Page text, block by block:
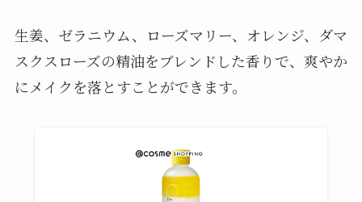
生姜、ゼラニウム、ローズマリー、オレンジ、ダマ
スクスローズの精油をブレンドした香りで、爽やか
にメイクを落とすことができます。